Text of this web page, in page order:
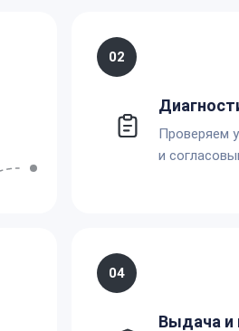
02
Проверяем
и
04
Выдача и